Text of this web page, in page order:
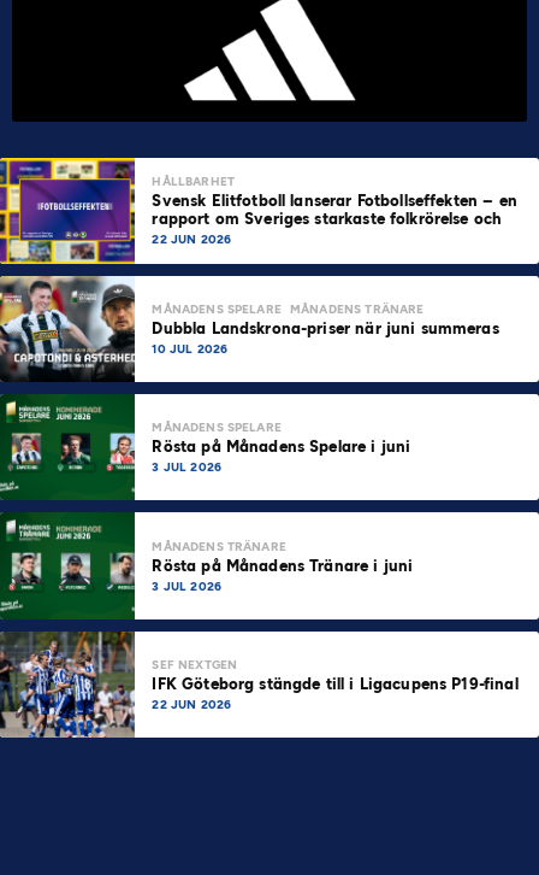
HÅLLBARHET
Svensk Elitfotboll lanserar Fotbollseffekten – en
rapport om Sveriges starkaste folkrörelse och
samhällskraft
22 JUN 2026
MÅNADENS SPELARE MÅNADENS TRÄNARE
Dubbla Landskrona-priser när juni summeras
10 JUL 2026
MÅNADENS SPELARE
Rösta på Månadens Spelare i juni
3 JUL 2026
MÅNADENS TRÄNARE
Rösta på Månadens Tränare i juni
3 JUL 2026
SEF NEXTGEN
IFK Göteborg stängde till i Ligacupens P19-final
22 JUN 2026